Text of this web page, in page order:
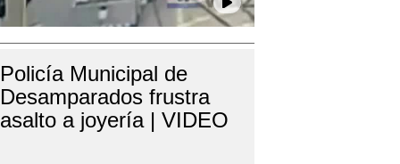
Policía Municipal de
Desamparados frustra
asalto a joyería | VIDEO